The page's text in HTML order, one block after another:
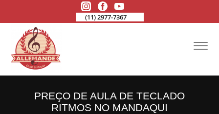
(11) 2977-7367
PREÇO DE AULA DE TECLADO
RITMOS NO MANDAQUI